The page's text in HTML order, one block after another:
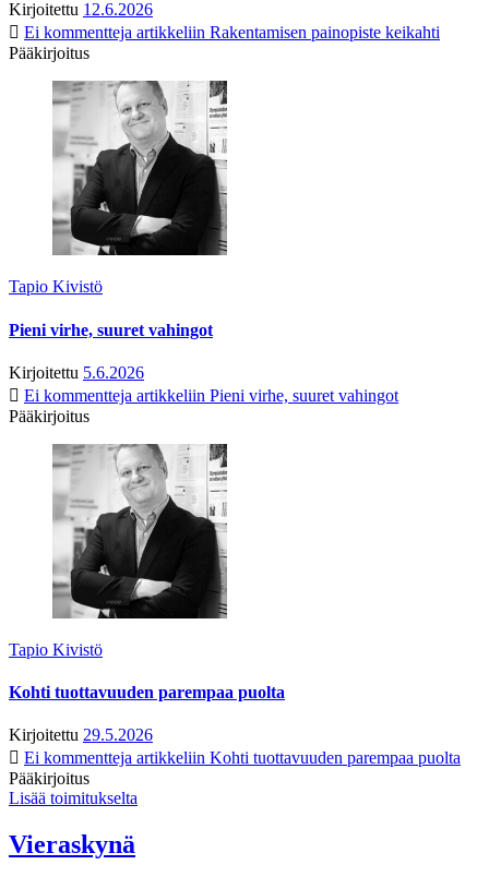
Kirjoitettu 12.6.2026
Ei kommentteja artikkeliin Rakentamisen painopiste keikahti
Pääkirjoitus
Tapio Kivistö
Pieni virhe, suuret vahingot
Kirjoitettu 5.6.2026
Ei kommentteja artikkeliin Pieni virhe, suuret vahingot
Pääkirjoitus
Tapio Kivistö
Kohti tuottavuuden parempaa puolta
Kirjoitettu 29.5.2026
Ei kommentteja artikkeliin Kohti tuottavuuden parempaa puolta
Pääkirjoitus
Lisää toimitukselta
Vieraskynä